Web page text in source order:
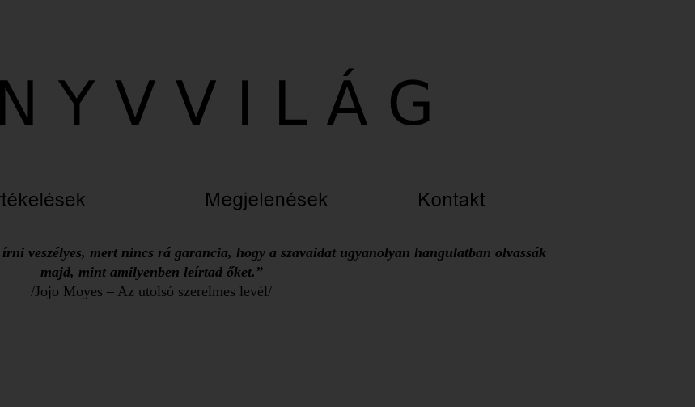
veszélyes, mert nincs rá garancia, hogy a szavaidat ugyanolyan hangulatban olvassák
majd, mint amilyenben leírtad őket.”
/Jojo Moyes – Az utolsó szerelmes levél/